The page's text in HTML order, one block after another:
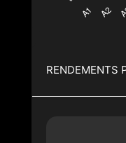
RENDEMENTS